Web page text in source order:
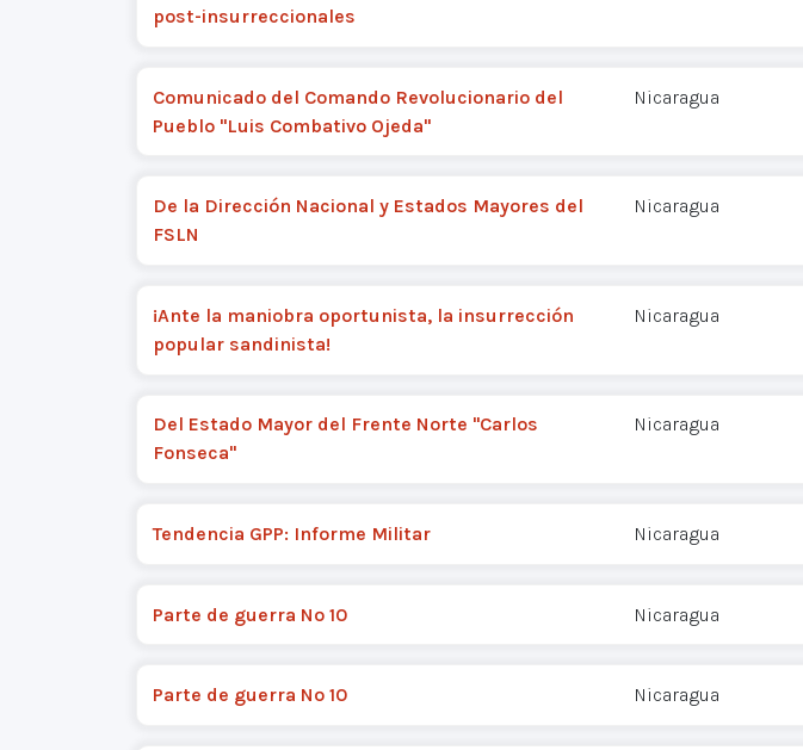
post-insurreccionales
Comunicado del Comando Revolucionario del
Pueblo "Luis Combativo Ojeda"
Nicaragua
De la Dirección Nacional y Estados Mayores del
FSLN
Nicaragua
¡Ante la maniobra oportunista, la insurrección
popular sandinista!
Nicaragua
Del Estado Mayor del Frente Norte "Carlos
Fonseca"
Nicaragua
Tendencia GPP: Informe Militar Nicaragua
Parte de guerra Nº 10 Nicaragua
Parte de guerra Nº 10 Nicaragua